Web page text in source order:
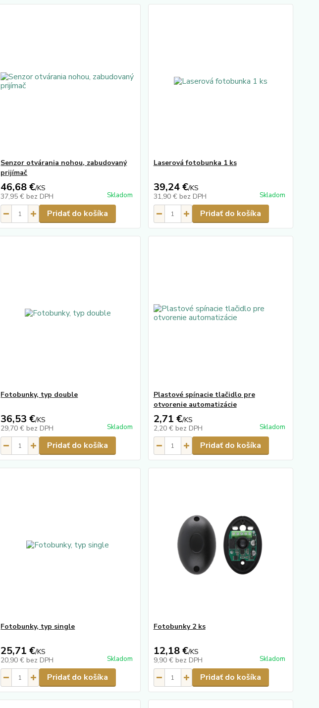
Senzor otvárania nohou, zabudovaný
prijímač
46,68 €/KS
37,95 € bez DPH Skladom
Pridať do košíka
Laserová fotobunka 1 ks
39,24 €/KS
31,90 € bez DPH Skladom
Pridať do košíka
Fotobunky, typ double
36,53 €/KS
29,70 € bez DPH Skladom
Pridať do košíka
Plastové spínacie tlačidlo pre
otvorenie automatizácie
2,71 €/KS
2,20 € bez DPH Skladom
Pridať do košíka
Fotobunky, typ single
25,71 €/KS
20,90 € bez DPH Skladom
Pridať do košíka
Fotobunky 2 ks
12,18 €/KS
9,90 € bez DPH Skladom
Pridať do košíka